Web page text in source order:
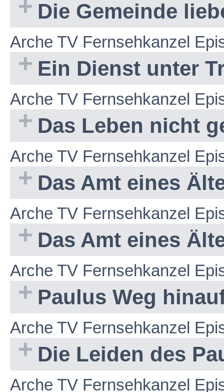
Die Gemeinde
Arche TV Fernsehkanzel
Ein Dienst unter
Arche TV Fernsehkanzel
Das Leben nicht
Arche TV Fernsehkanzel
Das Amt eines
Arche TV Fernsehkanzel
Das Amt eines
Arche TV Fernsehkanzel
Paulus Weg
Arche TV Fernsehkanzel
Die Leiden des
Arche TV Fernsehkanzel